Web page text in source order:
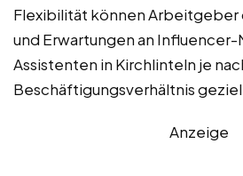
Flexibilität können Arbeitgeber
und Erwartungen an
Assistenten in Kirchlinteln je
Beschäftigungsverhältnis
Anzeige